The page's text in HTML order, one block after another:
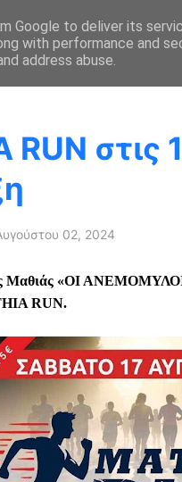
ΔΡΟΜΙΚΑ ΝΕΑ
RUN στις
02, 2024
Μαθιάς «ΟΙ
RUN.
Google to deliver its
with performance and
address abuse.